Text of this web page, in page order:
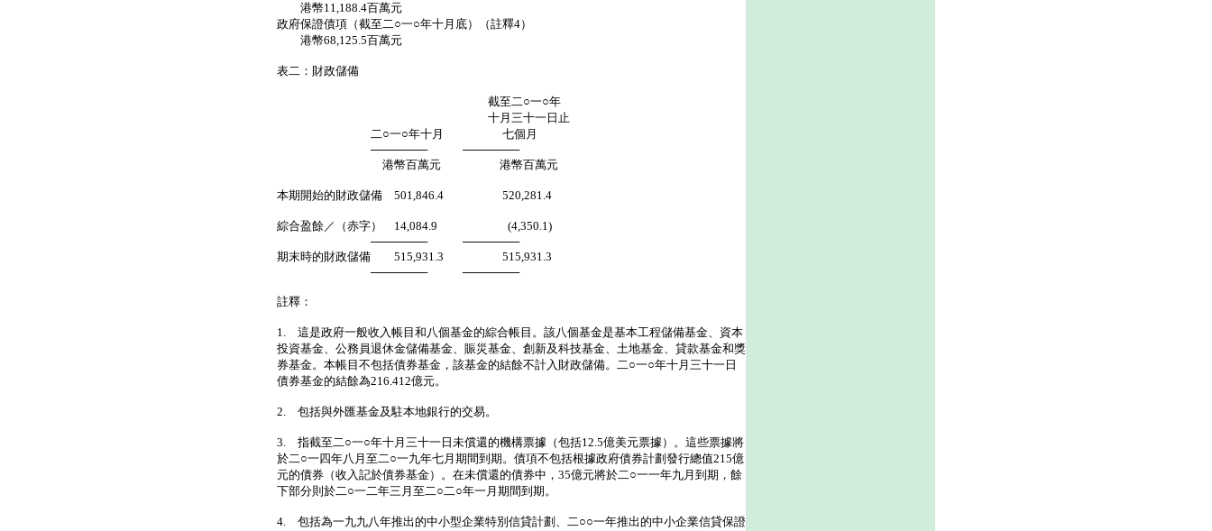
港幣11,188.4百萬元
政府保證債項（截至二○一○年十月底）（註釋4）
港幣68,125.5百萬元
表二：財政儲備
截至二○一○年
十月三十一日止
二○一○年十月 七個月
─────── ───────
港幣百萬元 港幣百萬元
本期開始的財政儲備 501,846.4 520,281.4
綜合盈餘／（赤字） 14,084.9 (4,350.1)
─────── ───────
期末時的財政儲備 515,931.3 515,931.3
─────── ───────
註釋：
1. 這是政府一般收入帳目和八個基金的綜合帳目。該八個基金是基本工程儲備基金、資本
投資基金、公務員退休金儲備基金、賑災基金、創新及科技基金、土地基金、貸款基金和獎
券基金。本帳目不包括債券基金，該基金的結餘不計入財政儲備。二○一○年十月三十一日
債券基金的結餘為216.412億元。
2. 包括與外匯基金及駐本地銀行的交易。
3. 指截至二○一○年十月三十一日未償還的機構票據（包括12.5億美元票據）。這些票據將
於二○一四年八月至二○一九年七月期間到期。債項不包括根據政府債券計劃發行總值215億
元的債券（收入記於債券基金）。在未償還的債券中，35億元將於二○一一年九月到期，餘
下部分則於二○一二年三月至二○二○年一月期間到期。
4. 包括為一九九八年推出的中小型企業特別信貸計劃、二○○一年推出的中小企業信貸保證